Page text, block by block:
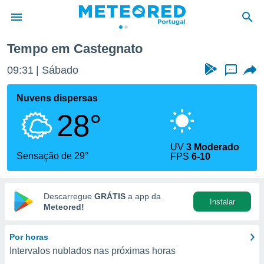
da
foi
fornecidas
a este
das
e
digital
Tempo em Castegnato
09:31 Sábado ...
Nuvens dispersas
28°
Sensação de 29°
UV3 Moderado
FPS6-10
Descarregue GRÁTIS a app da
Meteored!
Instalar
Por horas
Intervalos nublados nas próximas horas